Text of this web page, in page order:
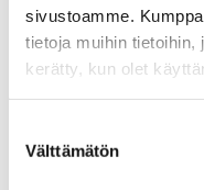
sivustoamme.
tietoja muihin tietoihin,
kerätty, kun olet
valinta
Välttämätön